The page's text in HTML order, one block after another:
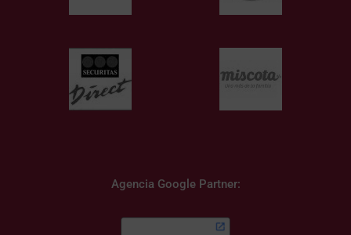
Agencia Google Partner: